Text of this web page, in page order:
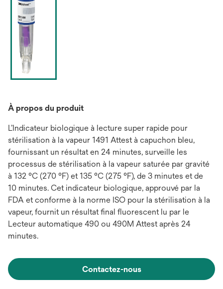
À propos du produit
L’Indicateur biologique à lecture super rapide pour
stérilisation à la vapeur 1491 Attest à capuchon bleu,
fournissant un résultat en 24 minutes, surveille les
processus de stérilisation à la vapeur saturée par gravité
à 132 °C (270 °F) et 135 °C (275 °F), de 3 minutes et de
10 minutes. Cet indicateur biologique, approuvé par la
FDA et conforme à la norme ISO pour la stérilisation à la
vapeur, fournit un résultat final fluorescent lu par le
Lecteur automatique 490 ou 490M Attest après 24
minutes.
Contactez-nous